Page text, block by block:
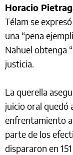
Horacio
Télam se
una “pena
Nahuel obtenga
justicia.
La querella
juicio oral quedó
enfrentamiento
parte de los
dispararon en